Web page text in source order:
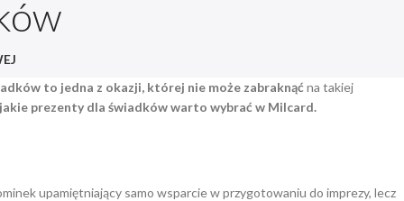
to jedna z okazji, której nie może zabraknąćna takiej
jakie prezenty dla świadków warto wybrać w Milcard.
upamiętniający samo wsparcie w przygotowaniu do imprezy, lecz